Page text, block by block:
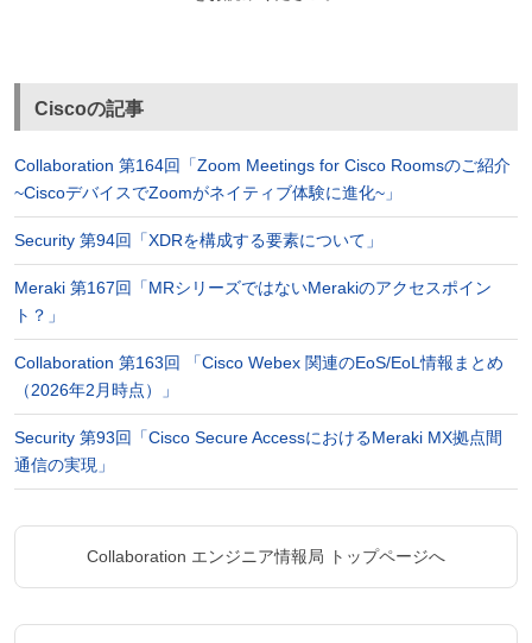
Ciscoの記事
Collaboration 第164回「Zoom Meetings for Cisco Roomsのご紹介
~CiscoデバイスでZoomがネイティブ体験に進化~」
Security 第94回「XDRを構成する要素について」
Meraki 第167回「MRシリーズではないMerakiのアクセスポイン
ト？」
Collaboration 第163回 「Cisco Webex 関連のEoS/EoL情報まとめ
（2026年2月時点）」
Security 第93回「Cisco Secure AccessにおけるMeraki MX拠点間
通信の実現」
Collaboration エンジニア情報局 トップページへ